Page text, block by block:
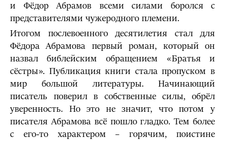
и Фёдор Абрамов всеми силами боролся с
представителями чужеродного племени.
Итогом послевоенного десятилетия стал для
Фёдора Абрамова первый роман, который он
назвал библейским обращением «Братья и
сёстры». Публикация книги стала пропуском в
мир большой литературы. Начинающий
писатель поверил в собственные силы, обрёл
уверенность. Но это не значит, что потом у
писателя Абрамова всё пошло гладко. Тем более
с его-то характером – горячим, поистине